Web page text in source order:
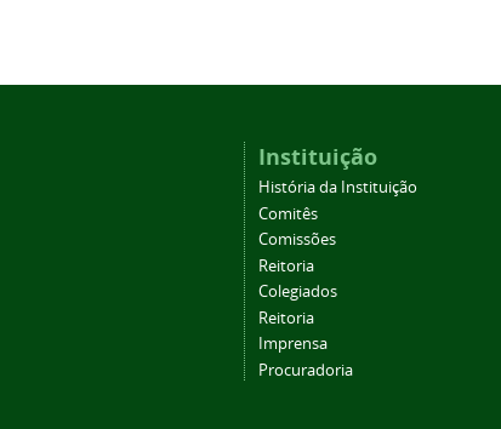
Instituição
História da Instituição
Comitês
Comissões
Reitoria
Colegiados
Reitoria
Imprensa
Procuradoria